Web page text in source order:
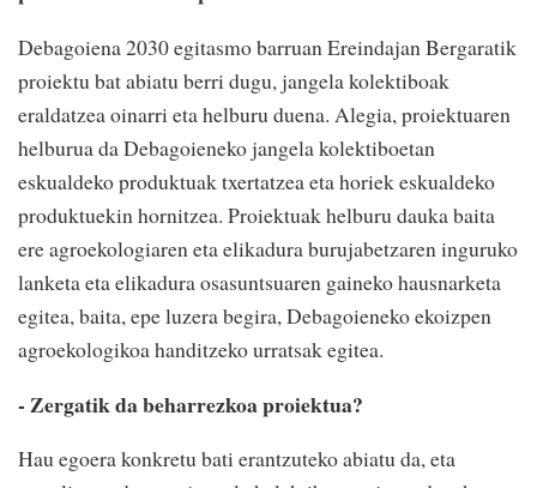
Debagoiena 2030 egitasmo barruan Ereindajan Bergaratik
proiektu bat abiatu berri dugu, jangela kolektiboak
eraldatzea oinarri eta helburu duena. Alegia, proiektuaren
helburua da Debagoieneko jangela kolektiboetan
eskualdeko produktuak txertatzea eta horiek eskualdeko
produktuekin hornitzea. Proiektuak helburu dauka baita
ere agroekologiaren eta elikadura burujabetzaren inguruko
lanketa eta elikadura osasuntsuaren gaineko hausnarketa
egitea, baita, epe luzera begira, Debagoieneko ekoizpen
agroekologikoa handitzeko urratsak egitea.
- Zergatik da beharrezkoa proiektua?
Hau egoera konkretu bati erantzuteko abiatu da, eta